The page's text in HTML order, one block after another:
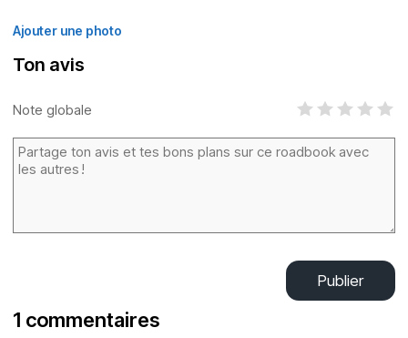
Ajouter une photo
Ton avis
Note globale
Publier
1 commentaires